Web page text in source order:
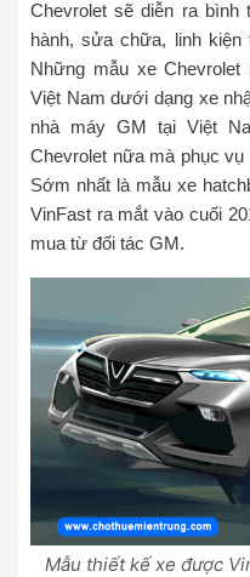
Chevrolet sẽ diễn ra
hành, sửa chữa, linh
Những mẫu xe
Việt Nam dưới dạng xe
nhà máy GM tại Việt
Chevrolet nữa mà phục
Sớm nhất là mẫu xe
VinFast ra mắt vào cuối
mua từ đối tác GM.
Mẫu thiết kế xe được